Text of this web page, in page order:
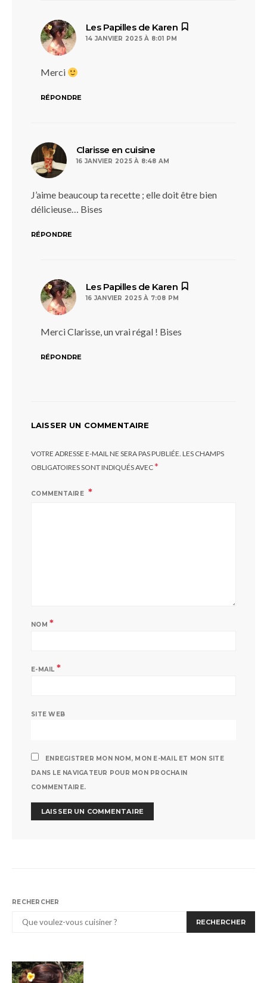
Les Papilles de Karen
14 JANVIER 2025 À 8:01 PM
Merci
RÉPONDRE
Clarisse en cuisine
16 JANVIER 2025 À 8:48 AM
J’aime beaucoup ta recette ; elle doit être bien
délicieuse… Bises
RÉPONDRE
Les Papilles de Karen
16 JANVIER 2025 À 7:08 PM
Merci Clarisse, un vrai régal ! Bises
RÉPONDRE
LAISSER UN COMMENTAIRE
VOTRE ADRESSE E-MAIL NE SERA PAS PUBLIÉE. LES CHAMPS
OBLIGATOIRES SONT INDIQUÉS AVEC*
COMMENTAIRE
NOM *
E-MAIL *
SITE WEB
ENREGISTRER MON NOM, MON E-MAIL ET MON SITE
DANS LE NAVIGATEUR POUR MON PROCHAIN
COMMENTAIRE.
RECHERCHER
RECHERCHER